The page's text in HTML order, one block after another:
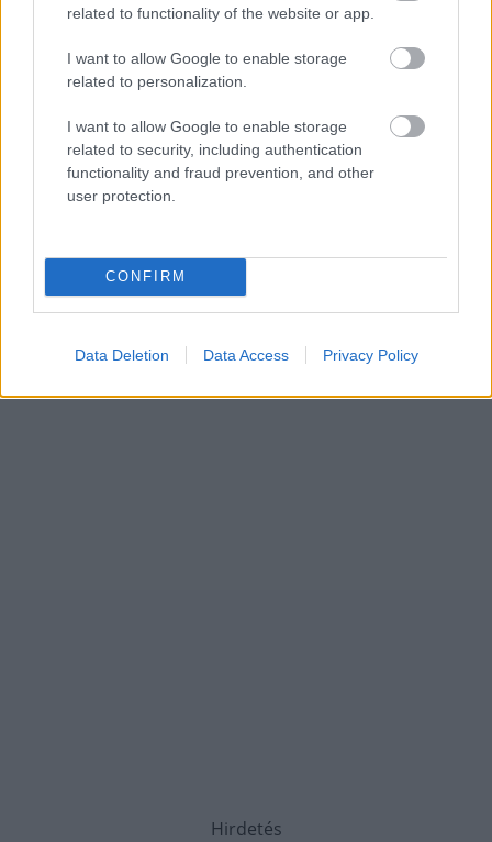
related to functionality of the website or app.
I want to allow Google to enable storage
related to personalization.
I want to allow Google to enable storage
related to security, including authentication
functionality and fraud prevention, and other
user protection.
CONFIRM
Data Deletion Data Access Privacy Policy
PÉNZÜGY 7 órája
NÉPSZERŰ
Hirdetés